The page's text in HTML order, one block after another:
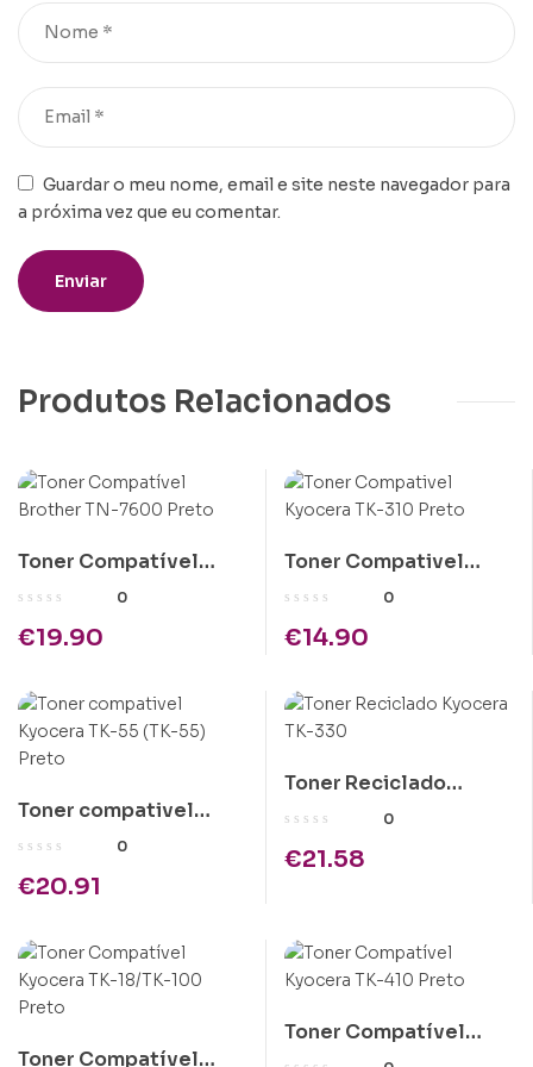
Guardar o meu nome, email e site neste navegador para
a próxima vez que eu comentar.
Produtos Relacionados
Toner Compatível
Brother TN-7600
0
€19.90
Toner Compativel
Kyocera TK-310 Preto
0
€14.90
Toner compativel
Kyocera TK-55 (TK-55)
0
€20.91
Toner Reciclado
Kyocera TK-330
0
€21.58
Toner Compatível
Toner Compatível
Kyocera TK-410 Preto